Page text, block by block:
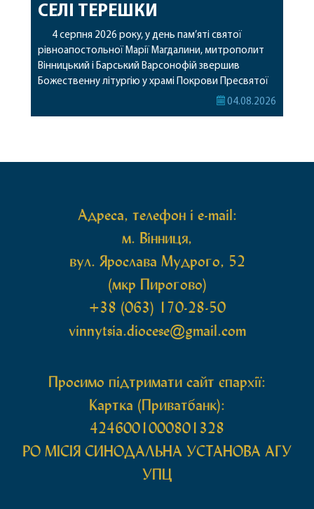
СЕЛІ ТЕРЕШКИ
4 серпня 2026 року, у день пам’яті святої
рівноапостольної Марії Магдалини, митрополит
Вінницький і Барський Варсонофій звершив
Божественну літургію у храмі Покрови Пресвятої
Богородиці села Терешки Барського благочиння.
04.08.2026
Адреса, телефон і e-mail:
м. Вінниця,
вул. Ярослава Мудрого, 52
(мкр Пирогово)
+38 (063) 170-28-50
vinnytsia.diocese@gmail.com
Просимо підтримати сайт єпархії:
Картка (Приватбанк):
4246001000801328
РО МIСIЯ СИНОДАЛЬНА УСТАНОВА АГУ
УПЦ